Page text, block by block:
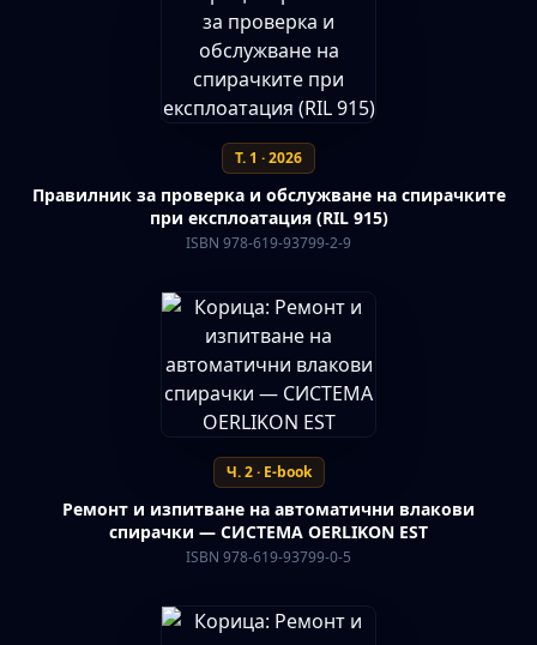
Т. 1 · 2026
Правилник за проверка и обслужване на спирачките
при експлоатация (RIL 915)
ISBN 978-619-93799-2-9
Ч. 2 · E-book
Ремонт и изпитване на автоматични влакови
спирачки — СИСТЕМА OERLIKON EST
ISBN 978-619-93799-0-5